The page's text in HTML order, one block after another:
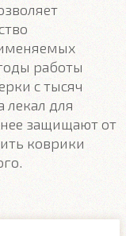
работы
с тысяч
лекал для
защищают от
коврики